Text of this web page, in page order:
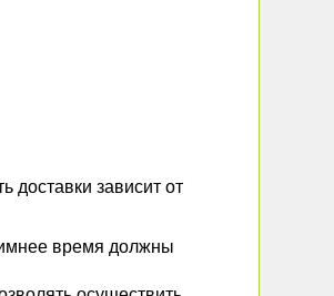
доставки зависит от
время должны